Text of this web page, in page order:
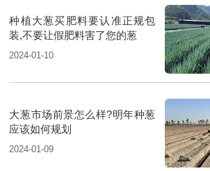
种植大葱买肥料要认准正规包
装,不要让假肥料害了您的葱
2024-01-10
大葱市场前景怎么样?明年种葱
应该如何规划
2024-01-09